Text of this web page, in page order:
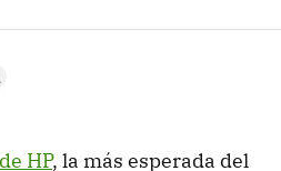
HP, la más esperada del